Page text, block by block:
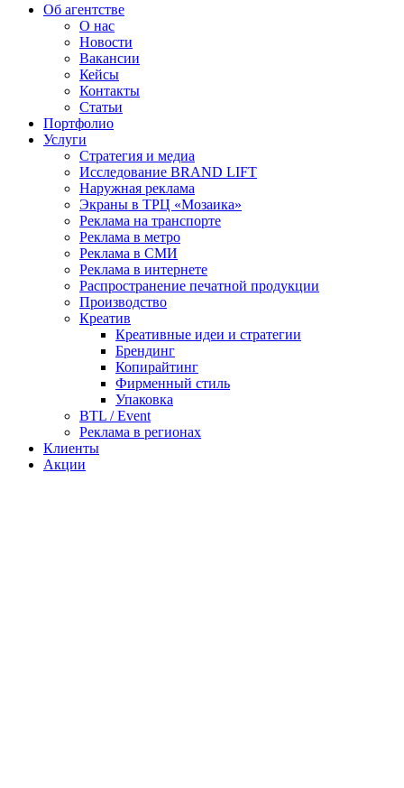
Об агентстве
О нас
Новости
Вакансии
Кейсы
Контакты
Статьи
Портфолио
Услуги
Стратегия и медиа
Исследование BRAND LIFT
Наружная реклама
Экраны в ТРЦ «Мозаика»
Реклама на транспорте
Реклама в метро
Реклама в СМИ
Реклама в интернете
Распространение печатной продукции
Производство
Креатив
Креативные идеи и стратегии
Брендинг
Копирайтинг
Фирменный стиль
Упаковка
BTL / Event
Реклама в регионах
Клиенты
Акции